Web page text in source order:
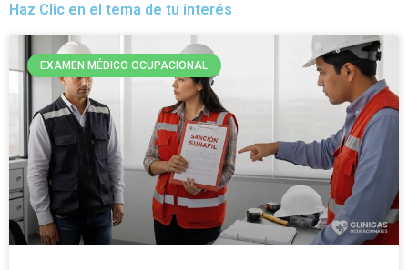
Haz Clic en el tema de tu interés
EXAMEN MÉDICO OCUPACIONAL